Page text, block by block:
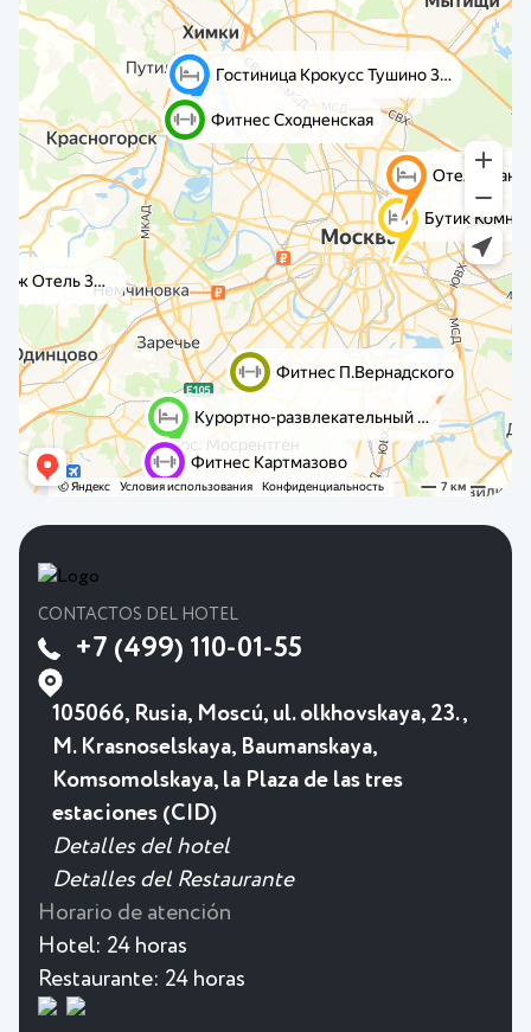
CONTACTOS DEL HOTEL
+7 (499) 110-01-55
105066, Rusia, Moscú, ul. olkhovskaya, 23.,
M. Krasnoselskaya, Baumanskaya,
Komsomolskaya, la Plaza de las tres
estaciones (CID)
Detalles del hotel
Detalles del Restaurante
Horario de atención
Hotel: 24 horas
Restaurante: 24 horas